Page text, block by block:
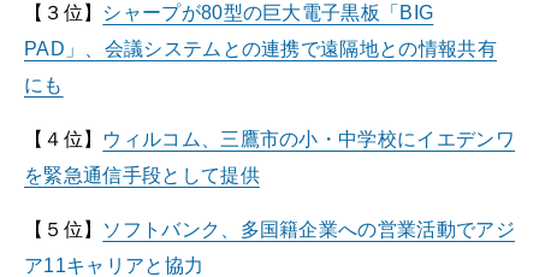
【３位】
シャープが80型の巨大電子黒板「BIG
PAD」、会議システムとの連携で遠隔地との情報共有
にも
【４位】
ウィルコム、三鷹市の小・中学校にイエデンワ
を緊急通信手段として提供
【５位】
ソフトバンク、多国籍企業への営業活動でアジ
ア11キャリアと協力